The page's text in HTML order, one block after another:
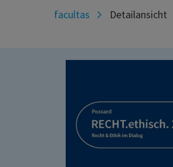
facultas Detailansicht